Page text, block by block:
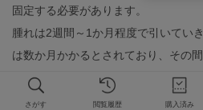
固定する必要があります。
腫れは2週間～1か月程度で引いてい
は数か月かかるとされており、その
激を加えないよう注意して過ごします
さがす 閲覧履歴 購入済み